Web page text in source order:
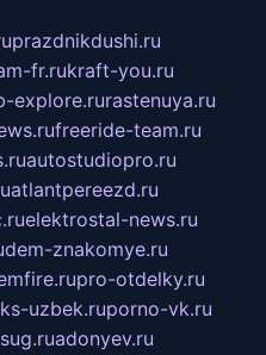
prazdnikdushi.ru
fr.rukraft-you.ru
explore.rurastenuya.ru
freeride-team.ru
autostudiopro.ru
atlantpereezd.ru
elektrostal-news.ru
znakomye.ru
pro-otdelky.ru
uzbek.ruporno-vk.ru
adonyev.ru